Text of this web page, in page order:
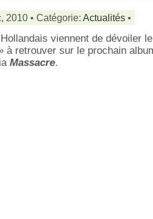
2010 • Catégorie: Actualités •
viennent de dévoiler
à retrouver sur le prochain
Massacre.